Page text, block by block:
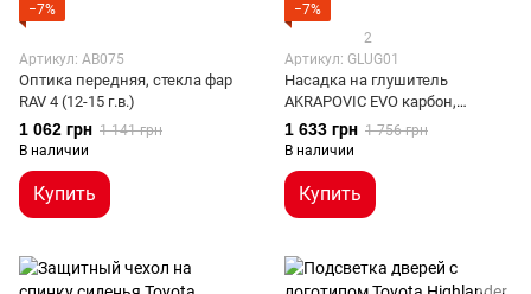
−7%
Артикул: AB075
Оптика передняя, стекла фар
RAV 4 (12-15 г.в.)
1 062 грн 1 141 грн
В наличии
Купить
−7%
2
Артикул: GLUG01
Насадка на глушитель
AKRAPOVIC EVO карбон,
глянцевая
1 633 грн 1 756 грн
В наличии
Купить